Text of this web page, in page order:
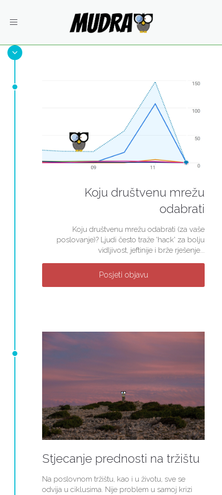
Toggle
Koju društvenu mrežu
odabrati
Koju društvenu mrežu odabrati (za vaše
poslovanje)? Ljudi često traže 'hack' za bolju
vidljivost, jeftinije i brže rješenje...
Posjeti objavu
Stjecanje prednosti na tržištu
Na poslovnom tržištu, kao i u životu, sve se
odvija u ciklusima. Nije problem u samoj krizi